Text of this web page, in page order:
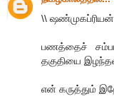
\\ ஷண்முகப்ரியன்
பணத்தைச்
தகுதியை
என் கருத்தும்